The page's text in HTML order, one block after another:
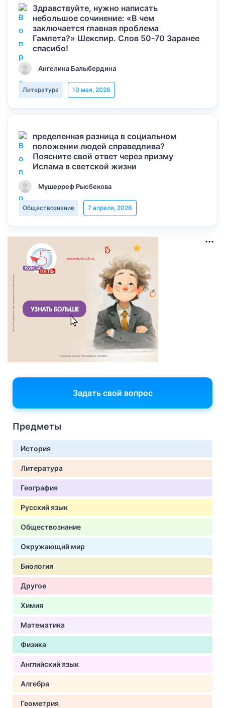
Здравствуйте, нужно написать
небольшое сочинение: «В чем
заключается главная проблема
Гамлета?» Шекспир. Слов 50-70 Заранее
спасибо!
Ангелина Балыбердина
Литература 10 мая, 2026
пределенная разница в социальном
положении людей справедлива?
Поясните свой ответ через призму
Ислама в светской жизни
Мушерреф Рысбекова
Обществознание 7 апреля, 2026
Задать свой вопрос
Предметы
История
Литература
География
Русский язык
Обществознание
Окружающий мир
Биология
Другое
Химия
Математика
Физика
Английский язык
Алгебра
Геометрия